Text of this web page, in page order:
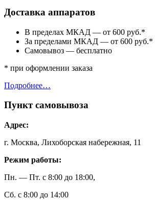
Доставка аппаратов
В пределах МКАД — от 600 руб.*
За пределами МКАД — от 600 руб.*
Самовывоз — бесплатно
* при оформлении заказа
Подробнее…
Пункт самовывоза
Адрес:
г. Москва, Лихоборская набережная, 11
Режим работы:
Пн. — Пт. с 8:00 до 18:00,
Сб. с 8:00 до 14:00